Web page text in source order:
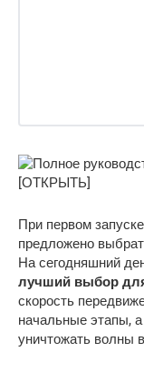
При первом
предложено
На сегодняшний
лучший выбор
скорость
начальные этапы, а
уничтожать волны